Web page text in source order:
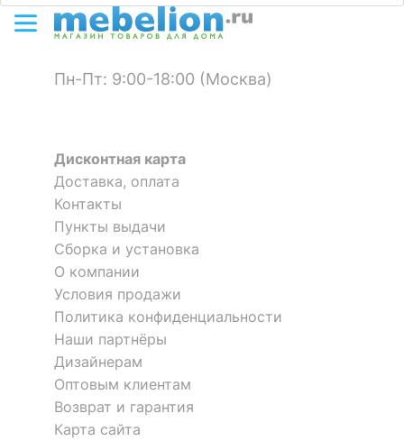
Пн-Пт: 9:00-18:00 (Москва)
Дисконтная карта
Доставка, оплата
Контакты
Пункты выдачи
Сборка и установка
О компании
Условия продажи
Политика конфиденциальности
Наши партнёры
Дизайнерам
Оптовым клиентам
Возврат и гарантия
Карта сайта